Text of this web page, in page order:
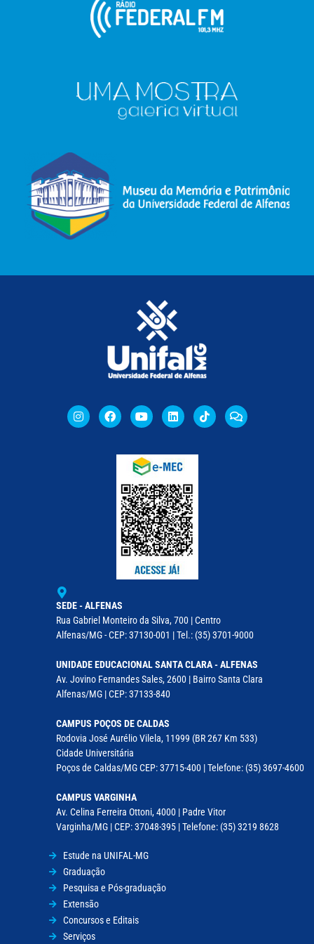
SEDE - ALFENAS
Rua Gabriel Monteiro da Silva, 700 | Centro
Alfenas/MG - CEP: 37130-001 | Tel.: (35) 3701-9000
UNIDADE EDUCACIONAL SANTA CLARA - ALFENAS
Av. Jovino Fernandes Sales, 2600 | Bairro Santa Clara
Alfenas/MG | CEP: 37133-840
CAMPUS POÇOS DE CALDAS
Rodovia José Aurélio Vilela, 11999 (BR 267 Km 533)
Cidade Universitária
Poços de Caldas/MG CEP: 37715-400 | Telefone: (35) 3697-4600
CAMPUS VARGINHA
Av. Celina Ferreira Ottoni, 4000 | Padre Vitor
Varginha/MG | CEP: 37048-395 | Telefone: (35) 3219 8628
Estude na UNIFAL-MG
Graduação
Pesquisa e Pós-graduação
Extensão
Concursos e Editais
Serviços